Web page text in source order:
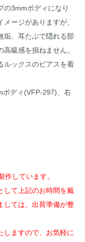
の3mmボディになり
ージがありますが、
垢、耳たぶで隠れる部
級感を損ねません。
ルックスのピアスを着
ディ(VFP-297)、右
しています。
して上記のお時間を戴
しては、出荷準備が整
しますので、お気軽に